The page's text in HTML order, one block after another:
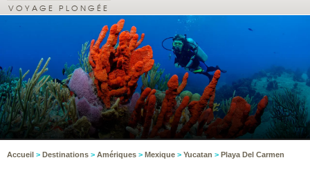
VOYAGE PLONGÉE
Accueil > Destinations > Amériques > Mexique > Yucatan > Playa Del Carmen